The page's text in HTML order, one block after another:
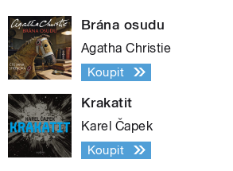
Brána osudu
Agatha Christie
Koupit
Krakatit
Karel Čapek
Koupit